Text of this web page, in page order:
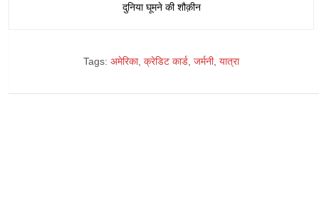
दुनिया घूमने की शौक़ीन
Tags: अमेरिका, क्रेडिट कार्ड जर्मनी, यात्रा